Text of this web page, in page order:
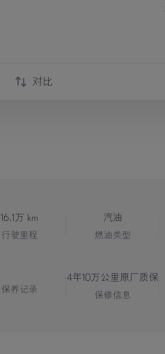
对比
16.1万 km
行驶里程
汽油
燃油类型
保养记录
4年10万公里原厂质保
保修信息